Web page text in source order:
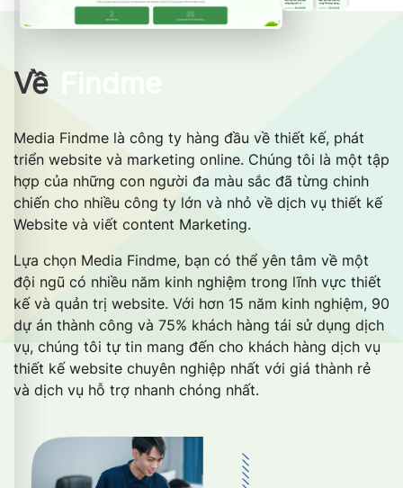
Về
Media Findme là công ty hàng đầu về thiết kế, phát
triển website và marketing online. Chúng tôi là một tập
hợp của những con người đa màu sắc đã từng chinh
chiến cho nhiều công ty lớn và nhỏ về dịch vụ thiết kế
Website và viết content Marketing.
Lựa chọn Media Findme, bạn có thể yên tâm về một
đội ngũ có nhiều năm kinh nghiệm trong lĩnh vực thiết
kế và quản trị website. Với hơn 15 năm kinh nghiệm, 90
dự án thành công và 75% khách hàng tái sử dụng dịch
vụ, chúng tôi tự tin mang đến cho khách hàng dịch vụ
thiết kế website chuyên nghiệp nhất với giá thành rẻ
và dịch vụ hỗ trợ nhanh chóng nhất.